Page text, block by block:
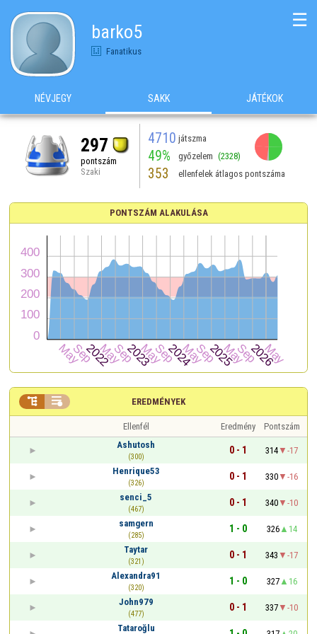
barko5
Fanatikus
☰
NÉVJEGY SAKK JÁTÉKOK
297
pontszám
Szaki
4710 játszma
49% győzelem (2328)
353 ellenfelek átlagos pontszáma
PONTSZÁM ALAKULÁSA
EREDMÉNYEK
 
Ellenfél Eredmény
Pontszám
Ashutosh
(300)
0 - 1 314
-17
Henrique53
(326)
0 - 1 330
-16
senci_5
(467)
0 - 1 340
-10
samgern
(285)
1 - 0 326
14
Taytar
(321)
0 - 1 343
-17
Alexandra91
(320)
1 - 0 327
16
John979
(477)
0 - 1 337
-10
Tataroğlu